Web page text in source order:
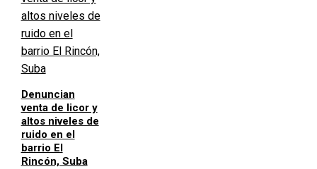
Denuncian
venta de licor y
altos niveles de
ruido en el
barrio El
Rincón, Suba